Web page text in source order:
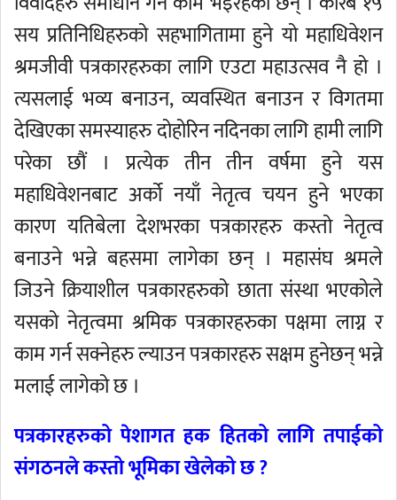
सय प्रतिनिधिहरुको सहभागितामा हुने यो महाधिवेशन
श्रमजीवी पत्रकारहरुका लागि एउटा महाउत्सव नै हो ।
त्यसलाई भव्य बनाउन, व्यवस्थित बनाउन र विगतमा
देखिएका समस्याहरु दोहोरिन नदिनका लागि हामी लागि
परेका छौं । प्रत्येक तीन तीन वर्षमा हुने यस
महाधिवेशनबाट अर्को नयाँ नेतृत्व चयन हुने भएका
कारण यतिबेला देशभरका पत्रकारहरु कस्तो नेतृत्व
बनाउने भन्ने बहसमा लागेका छन् । महासंघ श्रमले
जिउने क्रियाशील पत्रकारहरुको छाता संस्था भएकोले
यसको नेतृत्वमा श्रमिक पत्रकारहरुका पक्षमा लाग्न र
काम गर्न सक्नेहरु ल्याउन पत्रकारहरु सक्षम हुनेछन् भन्ने
मलाई लागेको छ ।
पत्रकारहरुको पेशागत हक हितको लागि तपाईको
संगठनले कस्तो भूमिका खेलेको छ ?